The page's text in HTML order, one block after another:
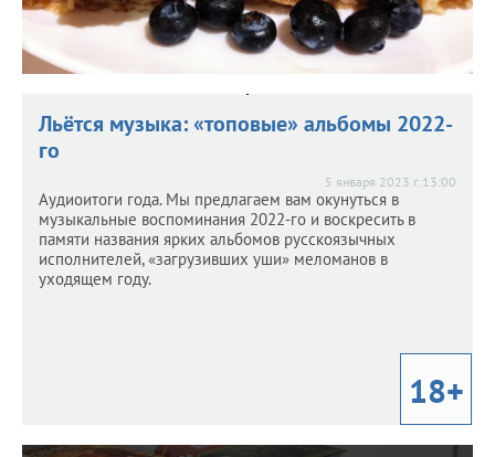
Льётся музыка: «топовые» альбомы 2022-
го
5 января 2023 г. 13:00
Аудиоитоги года. Мы предлагаем вам окунуться в
музыкальные воспоминания 2022-го и воскресить в
памяти названия ярких альбомов русскоязычных
исполнителей, «загрузивших уши» меломанов в
уходящем году.
18+